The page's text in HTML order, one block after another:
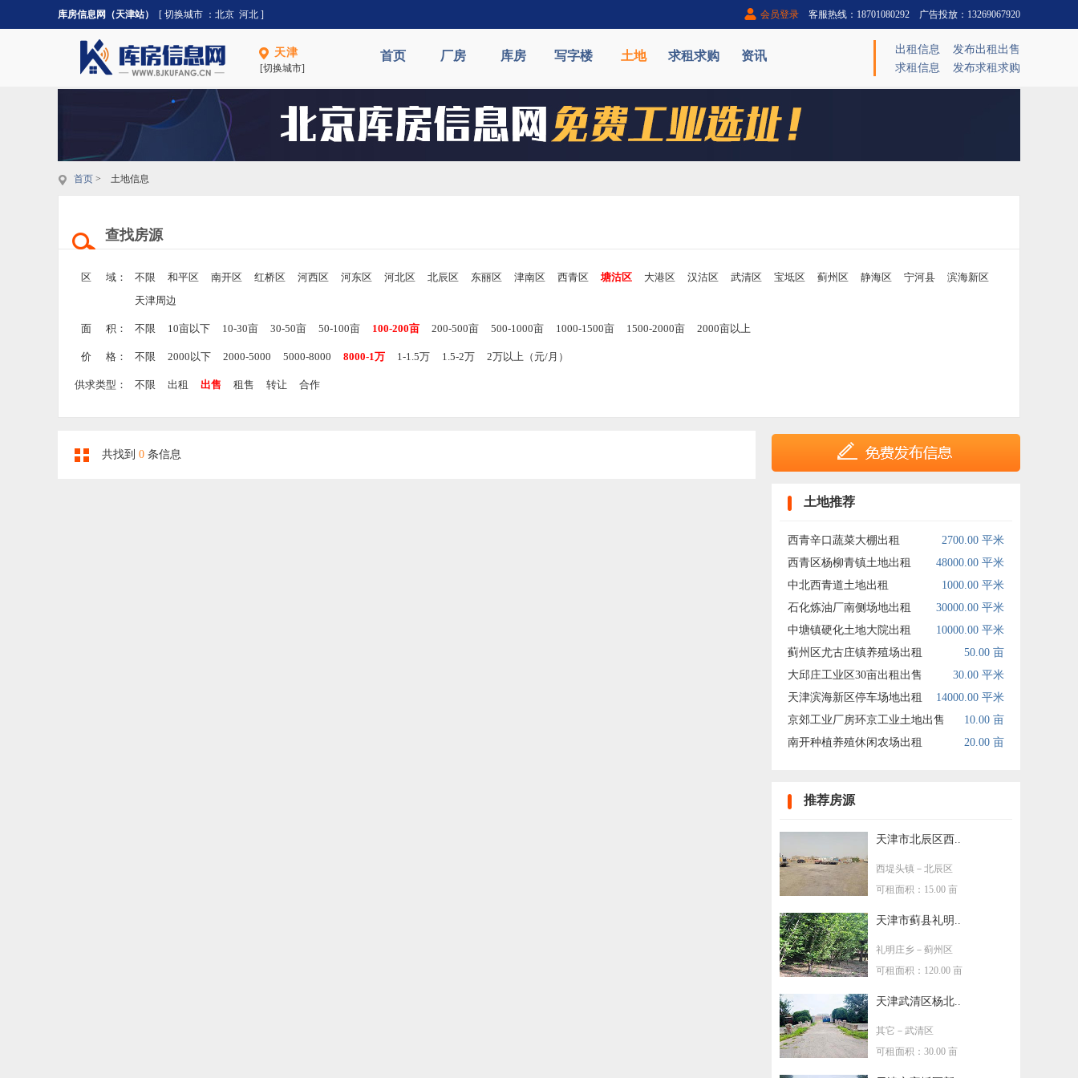
库房信息网（天津站） [ 切换城市 ： 北京 河北 ] 会员登录 客服热线：18701080292 广告投放：13269067920
天津
[切换城市]
首页 厂房 库房 写字楼 土地 求租求购 资讯 出租信息
发布出租出售
求租信息
发布求租求购
首页 > 土地信息
查找房源
区 域： 不限 和平区 南开区 红桥区 河西区 河东区 河北区 北辰区 东丽区 津南区 西青区 塘沽区 大港区 汉沽区 武清区 宝坻区 蓟州区 静海区 宁河县
滨海新区
天津周边
面 积： 不限 10亩以下 10-30亩 30-50亩 50-100亩 100-200亩 200-500亩 500-1000亩 1000-1500亩 1500-2000亩 2000亩以上
价 格： 不限 2000以下 2000-5000 5000-8000 8000-1万 1-1.5万 1.5-2万 2万以上（元/月）
供求类型： 不限 出租 出售 租售 转让 合作
共找到 0 条信息
土地推荐
西青辛口蔬菜大棚出租
2700.00 平米
西青区杨柳青镇土地出租
48000.00 平米
中北西青道土地出租
1000.00 平米
石化炼油厂南侧场地出租
30000.00 平米
中塘镇硬化土地大院出租
10000.00 平米
蓟州区尤古庄镇养殖场出租
50.00 亩
大邱庄工业区30亩出租出售
30.00 平米
天津滨海新区停车场地出租
14000.00 平米
京郊工业厂房环京工业土地出售
10.00 亩
南开种植养殖休闲农场出租
20.00 亩
推荐房源
天津市北辰区西..
西堤头镇 －北辰区
可租面积：15.00 亩
天津市蓟县礼明..
礼明庄乡 －蓟州区
可租面积：120.00 亩
天津武清区杨北..
其它 －武清区
可租面积：30.00 亩